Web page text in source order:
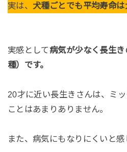
実は、 犬種ごとでも平均寿命は
実感として病気が少なく長生
種）です。
20才に近い長生きさんは、ミ
ことはあまりありません。
また、病気にもなりにくいと感